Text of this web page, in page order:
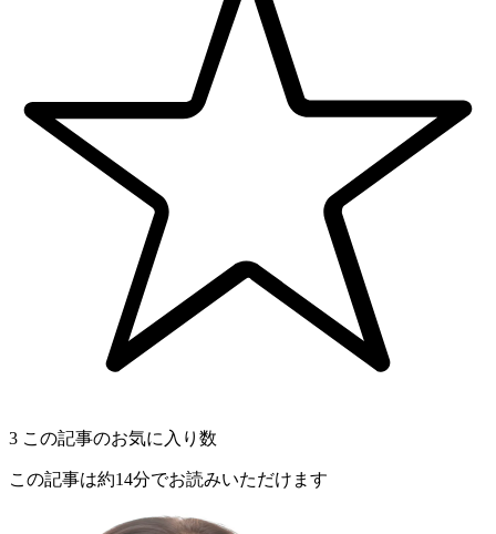
3 この記事のお気に入り数
この記事は約14分でお読みいただけます